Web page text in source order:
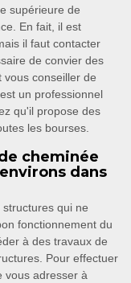
supérieure de
En fait, il est
il faut contacter
de convier des
vous conseiller de
un professionnel
qu'il propose des
les bourses.
cheminée
dans
qui ne
fonctionnement du
à des travaux de
Pour effectuer
vous adresser à